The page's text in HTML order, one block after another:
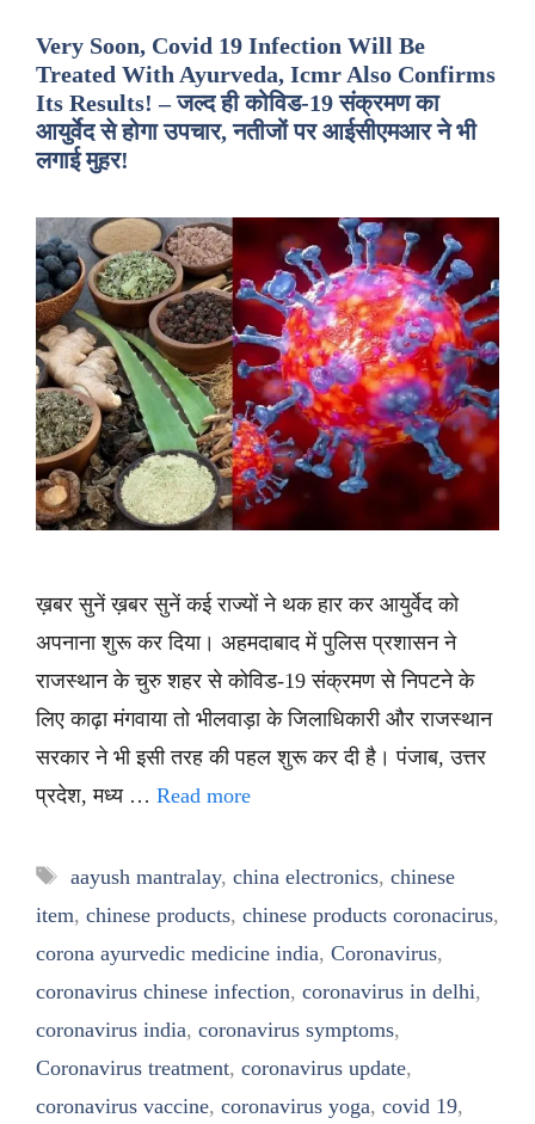
Very Soon, Covid 19 Infection Will Be
Treated With Ayurveda, Icmr Also Confirms
Its Results! – जल्द ही कोविड-19 संक्रमण का
आयुर्वेद से होगा उपचार, नतीजों पर आईसीएमआर ने भी
लगाई मुहर!
ख़बर सुनें ख़बर सुनें कई राज्यों ने थक हार कर आयुर्वेद को
अपनाना शुरू कर दिया। अहमदाबाद में पुलिस प्रशासन ने
राजस्थान के चुरु शहर से कोविड-19 संक्रमण से निपटने के
लिए काढ़ा मंगवाया तो भीलवाड़ा के जिलाधिकारी और राजस्थान
सरकार ने भी इसी तरह की पहल शुरू कर दी है। पंजाब, उत्तर
प्रदेश, मध्य … Read more
Tags
aayush mantralay, china electronics, chinese
item, chinese products, chinese products coronacirus,
corona ayurvedic medicine india, Coronavirus,
coronavirus chinese infection, coronavirus in delhi,
coronavirus india, coronavirus symptoms,
Coronavirus treatment, coronavirus update,
coronavirus vaccine, coronavirus yoga, covid 19,